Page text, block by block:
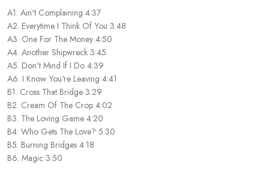
A1. Ain't Complaining 4:37
A2. Everytime I Think Of You 3:48
A3. One For The Money 4:50
A4. Another Shipwreck 3:45
A5. Don't Mind If I Do 4:39
A6. I Know You're Leaving 4:41
B1. Cross That Bridge 3:29
B2. Cream Of The Crop 4:02
B3. The Loving Game 4:20
B4. Who Gets The Love? 5:30
B5. Burning Bridges 4:18
B6. Magic 3:50